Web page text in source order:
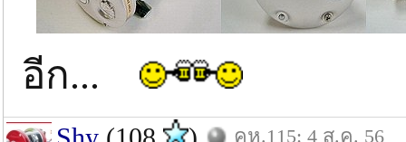
อีก...
คห.115: 4 ส.ค. 56